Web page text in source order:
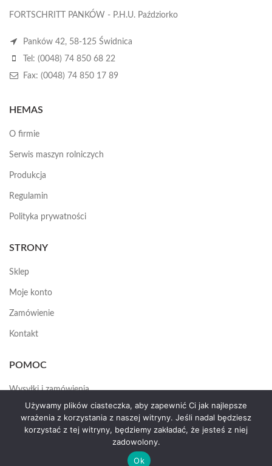
FORTSCHRITT PANKÓW - P.H.U. Paździorko
Panków 42, 58-125 Świdnica
Tel: (0048) 74 850 68 22
Fax: (0048) 74 850 17 89
HEMAS
O firmie
Serwis maszyn rolniczych
Produkcja
Regulamin
Polityka prywatności
STRONY
Sklep
Moje konto
Zamówienie
Kontakt
POMOC
Wysyłki i zamówienia
Jak założyć konto
HEMAS.PL 2025
Używamy plików ciasteczka, aby zapewnić Ci jak najlepsze
wrażenia z korzystania z naszej witryny. Jeśli nadal będziesz
korzystać z tej witryny, będziemy zakładać, że jesteś z niej
zadowolony.
Ok